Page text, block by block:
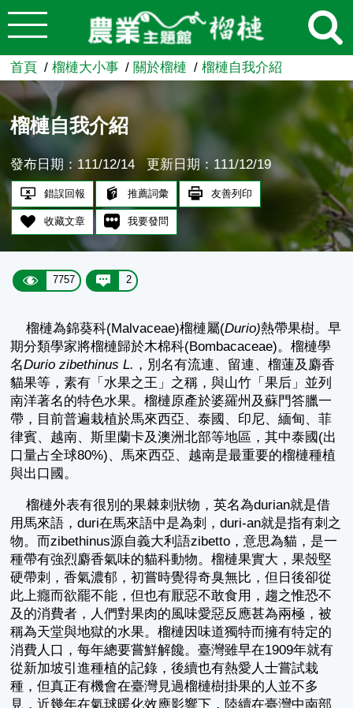
跳到主要內容
農業知識入口網
首頁 榴槤大小事 關於榴槤 榴槤自我介紹
榴槤自我介紹
發布日期：111/12/14 更新日期：111/12/19
錯誤回報 推薦詞彙 友善列印
收藏文章 我要發問
7757 2
榴槤為錦葵科(Malvaceae)榴槤屬(Durio)熱帶果樹。早
期分類學家將榴槤歸於木棉科(Bombacaceae)。榴槤學
名Durio zibethinus L. ，別名有流連、留連、榴蓮及麝香
貓果等，素有「水果之王」之稱，與山竹「果后」並列
南洋著名的特色水果。榴槤原產於婆羅州及蘇門答臘一
帶，目前普遍栽植於馬來西亞、泰國、印尼、緬甸、菲
律賓、越南、斯里蘭卡及澳洲北部等地區，其中泰國(出
口量占全球80%)、馬來西亞、越南是最重要的榴槤種植
與出口國。
榴槤外表有很別的果棘刺狀物，英名為durian就是借
用馬來語，duri在馬來語中是為刺，duri-an就是指有刺之
物。而zibethinus源自義大利語zibetto，意思為貓，是一
種帶有強烈麝香氣味的貓科動物。榴槤果實大，果殼堅
硬帶刺，香氣濃郁，初嘗時覺得奇臭無比，但日後卻從
此上癮而欲罷不能，但也有厭惡不敢食用，趨之惟恐不
及的消費者，人們對果肉的風味愛惡反應甚為兩極，被
稱為天堂與地獄的水果。榴槤因味道獨特而擁有特定的
消費人口，每年總要嘗鮮解饞。臺灣雖早在1909年就有
從新加坡引進種植的記錄，後續也有熱愛人士嘗試栽
種，但真正有機會在臺灣見過榴槤樹掛果的人並不多
見，近幾年在氣球暖化效應影響下，陸續在臺灣中南部